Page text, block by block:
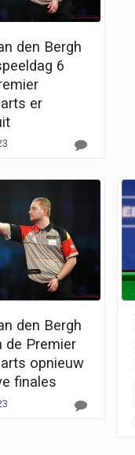
den Bergh
6
er
den Bergh
de Premier
opnieuw
finales